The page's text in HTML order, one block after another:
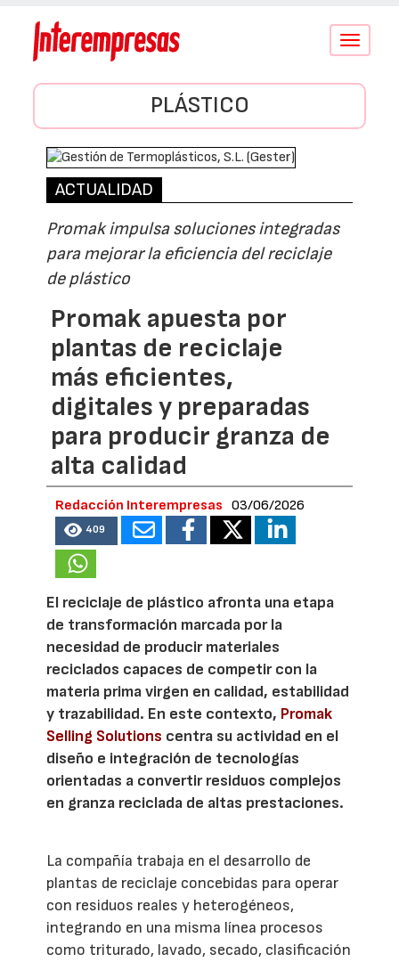
Conmutar
PLÁSTICO
ACTUALIDAD
Promak impulsa soluciones integradas
para mejorar la eficiencia del reciclaje
de plástico
Promak apuesta por
plantas de reciclaje
más eficientes,
digitales y preparadas
para producir granza de
alta calidad
Redacción Interempresas 03/06/2026
409
El reciclaje de plástico afronta una etapa
de transformación marcada por la
necesidad de producir materiales
reciclados capaces de competir con la
materia prima virgen en calidad, estabilidad
y trazabilidad. En este contexto, Promak
Selling Solutions centra su actividad en el
diseño e integración de tecnologías
orientadas a convertir residuos complejos
en granza reciclada de altas prestaciones.
La compañía trabaja en el desarrollo de
plantas de reciclaje concebidas para operar
con residuos reales y heterogéneos,
integrando en una misma línea procesos
como triturado, lavado, secado, clasificación